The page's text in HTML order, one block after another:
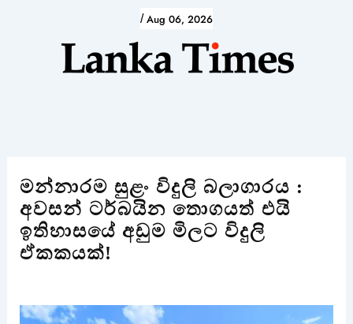
/ Aug 06, 2026
මන්නාරම සුළං විදුලි බලාගාරය :
අවසන් ටර්බයින තොගයත් එයි
ඉතිහාසයේ අඩුම මිලට විදුලි
ඒකකයක්!